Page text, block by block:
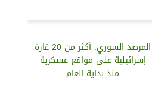
المرصد السوري: أكثر من 20 غارة
إسرائيلية على مواقع عسكرية
منذ بداية العام